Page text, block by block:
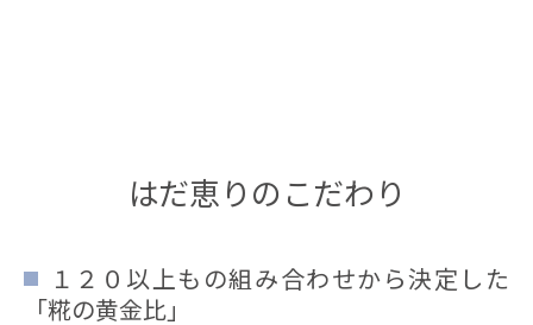
はだ恵りのこだわり
１２０以上もの組み合わせから決定した
「糀の黄金比」